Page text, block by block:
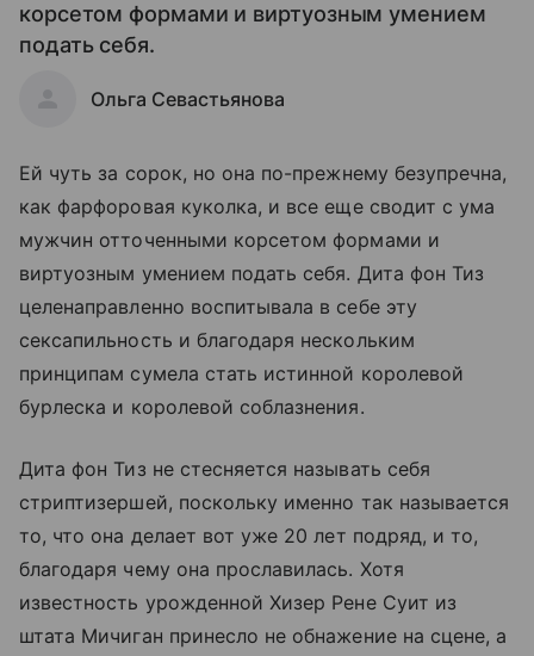
корсетом формами и виртуозным умением
подать себя.
Ольга Севастьянова
Ей чуть за сорок, но она по-прежнему безупречна,
как фарфоровая куколка, и все еще сводит с ума
мужчин отточенными корсетом формами и
виртуозным умением подать себя. Дита фон Тиз
целенаправленно воспитывала в себе эту
сексапильность и благодаря нескольким
принципам сумела стать истинной королевой
бурлеска и королевой соблазнения.
Дита фон Тиз не стесняется называть себя
стриптизершей, поскольку именно так называется
то, что она делает вот уже 20 лет подряд, и то,
благодаря чему она прославилась. Хотя
известность урожденной Хизер Рене Суит из
штата Мичиган принесло не обнажение на сцене, а